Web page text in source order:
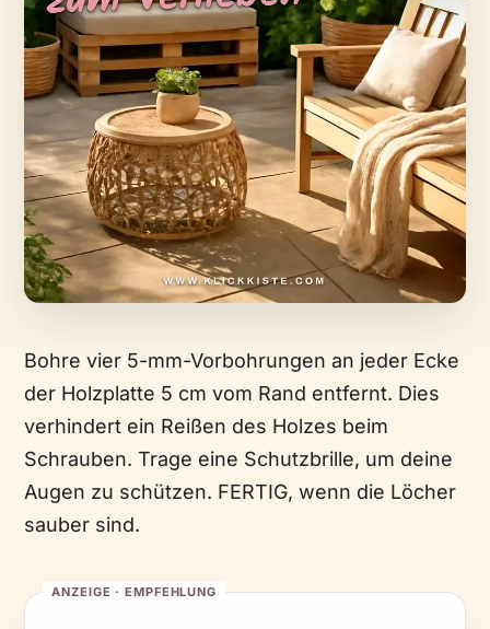
Bohre vier 5-mm-Vorbohrungen an jeder Ecke
der Holzplatte 5 cm vom Rand entfernt. Dies
verhindert ein Reißen des Holzes beim
Schrauben. Trage eine Schutzbrille, um deine
Augen zu schützen. FERTIG, wenn die Löcher
sauber sind.